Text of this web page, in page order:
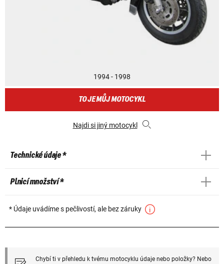
1994 - 1998
TO JE MŮJ MOTOCYKL
Najdi si jiný motocykl
Technické údaje *
Plnicí množství *
* Údaje uvádíme s pečlivostí, ale bez záruky
Chybí ti v přehledu k tvému motocyklu údaje nebo položky? Nebo